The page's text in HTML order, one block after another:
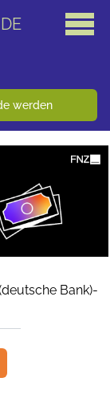
DE
werden
Bank)-